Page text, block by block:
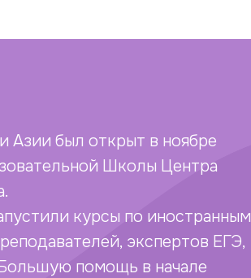
Азии был открыт в ноябре
Школы Центра
курсы по иностранным
экспертов ЕГЭ,
помощь в начале